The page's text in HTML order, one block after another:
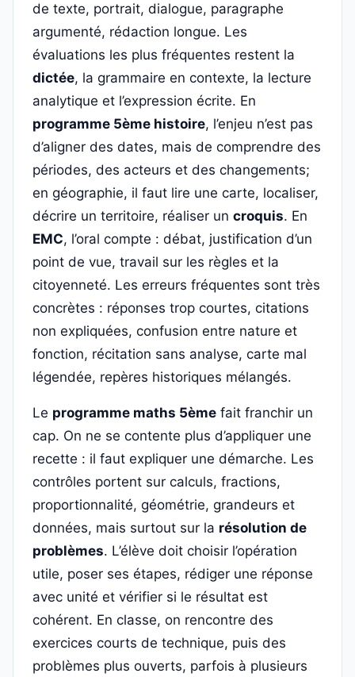
de texte, portrait, dialogue, paragraphe
argumenté, rédaction longue. Les
évaluations les plus fréquentes restent la
dictée, la grammaire en contexte, la lecture
analytique et l’expression écrite. En
programme 5ème histoire, l’enjeu n’est pas
d’aligner des dates, mais de comprendre des
périodes, des acteurs et des changements;
en géographie, il faut lire une carte, localiser,
décrire un territoire, réaliser un croquis. En
EMC, l’oral compte : débat, justification d’un
point de vue, travail sur les règles et la
citoyenneté. Les erreurs fréquentes sont très
concrètes : réponses trop courtes, citations
non expliquées, confusion entre nature et
fonction, récitation sans analyse, carte mal
légendée, repères historiques mélangés.
Le programme maths 5ème fait franchir un
cap. On ne se contente plus d’appliquer une
recette : il faut expliquer une démarche. Les
contrôles portent sur calculs, fractions,
proportionnalité, géométrie, grandeurs et
données, mais surtout sur la résolution de
problèmes. L’élève doit choisir l’opération
utile, poser ses étapes, rédiger une réponse
avec unité et vérifier si le résultat est
cohérent. En classe, on rencontre des
exercices courts de technique, puis des
problèmes plus ouverts, parfois à plusieurs